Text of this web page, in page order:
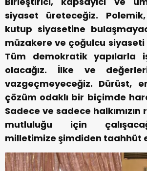
siyaset üreteceğiz.
kutup siyasetine
müzakere ve çoğulcu siyaseti
Tüm demokratik yapılarla
olacağız. İlke ve
vazgeçmeyeceğiz. Dürüst,
çözüm odaklı bir biçimde
Sadece ve sadece
mutluluğu için
milletimize şimdiden taahhüt